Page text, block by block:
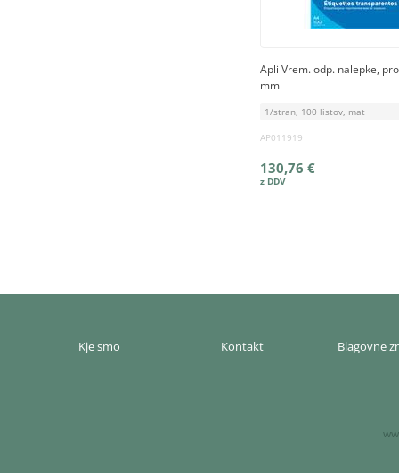
Apli Vrem. odp. nalepke,
mm
1/stran, 100 listov, mat
AP011919
130,76 €
Kje smo Kontakt Blagovne